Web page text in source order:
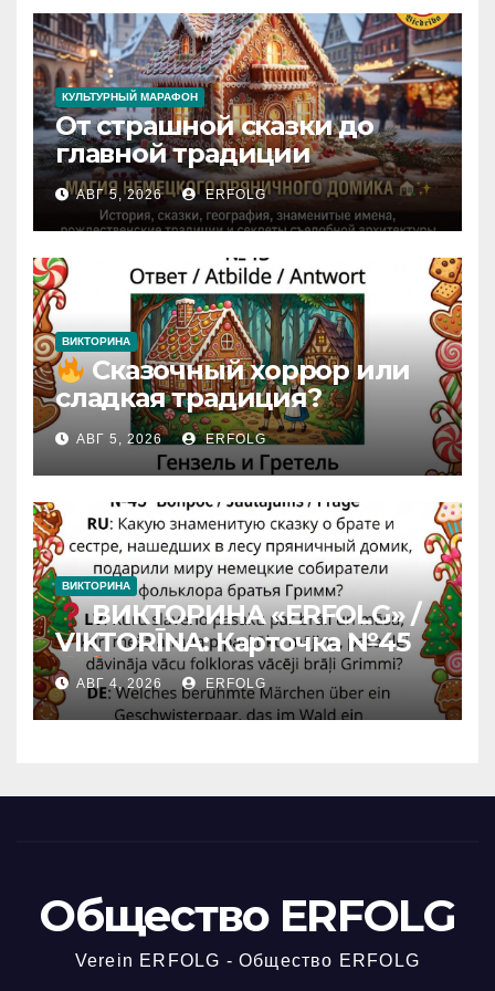
КУЛЬТУРНЫЙ МАРАФОН
От страшной сказки до
главной традиции
Рождества: секреты
немецкого пряничного
домика!
АВГ 5, 2026 ERFOLG
ВИКТОРИНА
Сказочный хоррор или
сладкая традиция?
Открываем секреты
вчерашней викторины!
АВГ 5, 2026 ERFOLG
ВИКТОРИНА
ВИКТОРИНА «ERFOLG» /
VIKTORĪNA: Карточка №45
АВГ 4, 2026 ERFOLG
Общество ERFOLG
Verein ERFOLG - Общество ERFOLG